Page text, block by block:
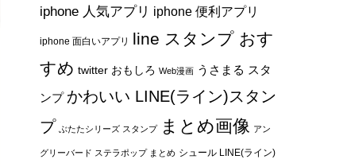
iphone 人気アプリ iphone 便利アプリ
iphone 面白いアプリ line スタンプ おす
すめ twitter おもしろ Web漫画 うさまる スタ
ンプ かわいい LINE(ライン)スタン
プ ぶたたシリーズ スタンプ まとめ画像 アン
グリーバード ステラポップ まとめ シュール LINE(ライン)